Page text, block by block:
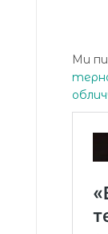
Ми